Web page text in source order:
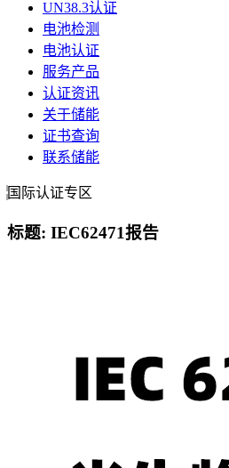
UN38.3认证
电池检测
电池认证
服务产品
认证资讯
关于储能
证书查询
联系储能
国际认证专区
标题: IEC62471报告